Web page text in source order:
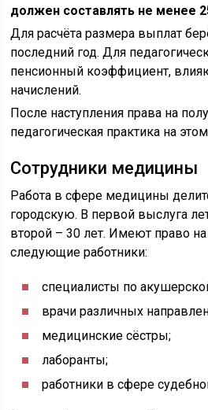
должен составлять не менее
Для расчёта размера выплат
последний год. Для
пенсионный коэффициент,
начислений.
После наступления права на
педагогическая практика на
Сотрудники медицины
Работа в сфере медицины
городскую. В первой выслуга
второй – 30 лет. Имеют право
следующие работники:
специалисты по
врачи различных
медицинские сёстры;
лаборанты;
работники в сфере